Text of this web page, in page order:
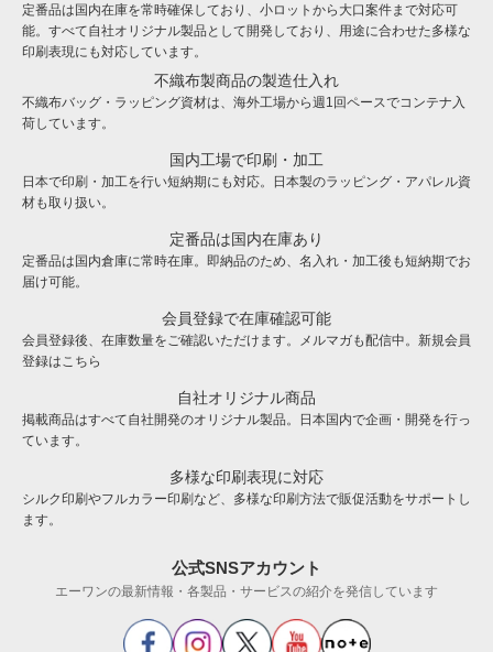
定番品は国内在庫を常時確保しており、小ロットから大口案件まで対応可
能。すべて自社オリジナル製品として開発しており、用途に合わせた多様な
印刷表現にも対応しています。
不織布製商品の製造仕入れ
不織布バッグ・ラッピング資材は、海外工場から週1回ペースでコンテナ入
荷しています。
国内工場で印刷・加工
日本で印刷・加工を行い短納期にも対応。日本製のラッピング・アパレル資
材も取り扱い。
定番品は国内在庫あり
定番品は国内倉庫に常時在庫。即納品のため、名入れ・加工後も短納期でお
届け可能。
会員登録で在庫確認可能
会員登録後、在庫数量をご確認いただけます。メルマガも配信中。新規会員
登録はこちら
自社オリジナル商品
掲載商品はすべて自社開発のオリジナル製品。日本国内で企画・開発を行っ
ています。
多様な印刷表現に対応
シルク印刷やフルカラー印刷など、多様な印刷方法で販促活動をサポートし
ます。
公式SNSアカウント
エーワンの最新情報・各製品・サービスの紹介を発信しています